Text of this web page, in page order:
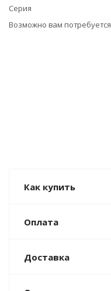
Серия
Возможно вам потребуется
Как купить
Оплата
Доставка